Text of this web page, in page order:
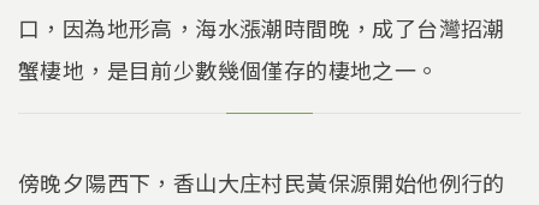
Li
n
k
b
o
o
k
口，因為地形高，海水漲潮時間晚，成了台灣招潮
蟹棲地，是目前少數幾個僅存的棲地之一。
傍晚夕陽西下，香山大庄村民黃保源開始他例行的